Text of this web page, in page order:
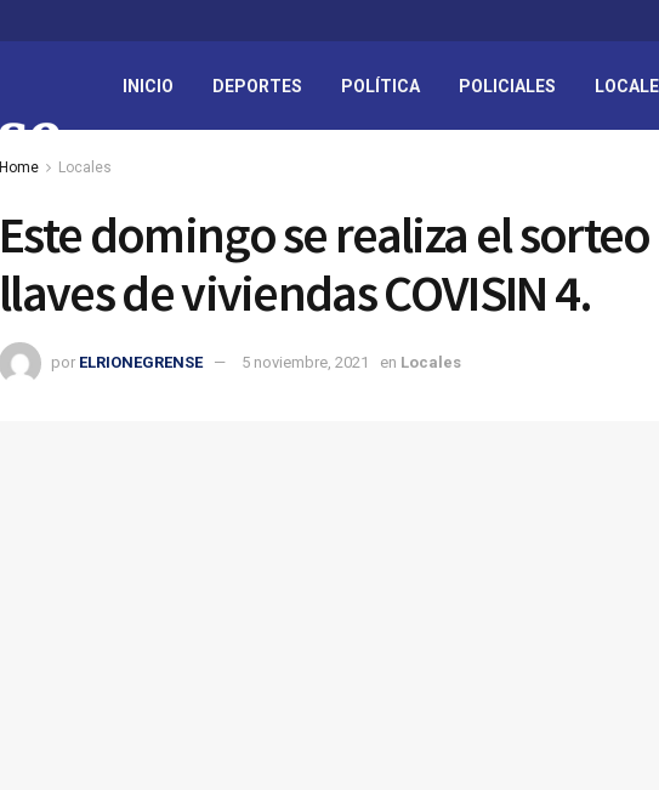
INICIO DEPORTES POLÍTICA POLICIALES
Home Locales
Este domingo se realiza el
llaves de viviendas COVISIN 4.
por ELRIONEGRENSE 5 noviembre, 2021 en Locales